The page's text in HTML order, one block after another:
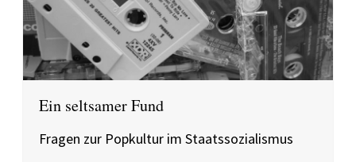
Ein seltsamer Fund
Fragen zur Popkultur im Staatssozialismus